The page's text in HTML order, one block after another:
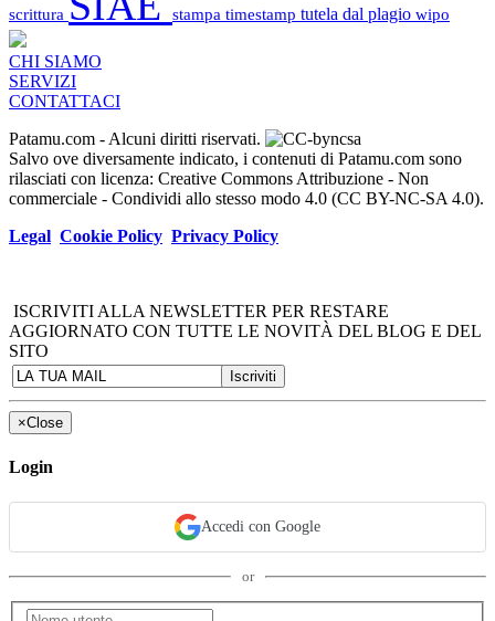
scrittura stampa timestamp tutela dal plagio wipo
CHI SIAMO
SERVIZI
CONTATTACI
Patamu.com - Alcuni diritti riservati.
Salvo ove diversamente indicato, i contenuti di Patamu.com sono
rilasciati con licenza: Creative Commons Attribuzione - Non
commerciale - Condividi allo stesso modo 4.0 (CC BY-NC-SA 4.0).
Legal Cookie Policy Privacy Policy
ISCRIVITI ALLA NEWSLETTER PER RESTARE
AGGIORNATO CON TUTTE LE NOVITÀ DEL BLOG E DEL
SITO
×Close
Login
Accedi con Google
or